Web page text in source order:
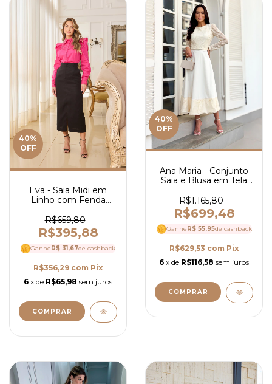
40%
OFF
Eva - Saia Midi em
Linho com Fenda
R$659,80
R$395,88
GanheR$ 31,67de cashback
R$356,29 com Pix
6 x de R$65,98 sem juros
COMPRAR
40%
OFF
Ana Maria - Conjunto
Saia e Blusa em Tela
R$1.165,80
R$699,48
GanheR$ 55,95de cashback
R$629,53 com Pix
6 x de R$116,58 sem juros
COMPRAR